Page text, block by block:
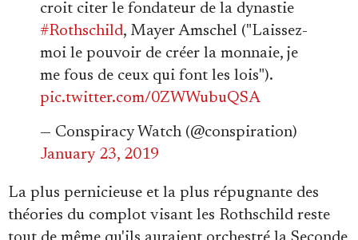
croit citer le fondateur de la dynastie
#Rothschild, Mayer Amschel ("Laissez-
moi le pouvoir de créer la monnaie, je
me fous de ceux qui font les lois").
pic.twitter.com/0ZWWubuQSA
— Conspiracy Watch (@conspiration)
January 23, 2019
La plus pernicieuse et la plus répugnante des
théories du complot visant les Rothschild reste